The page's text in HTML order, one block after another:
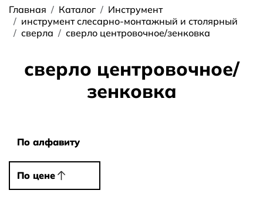
Строка навигации
Главная Каталог
Инструмент
инструмент слесарно-монтажный и столярный
сверла
сверло центровочное/зенковка
сверло центровочное/
зенковка
По алфавиту
По алфавиту
По цене
По цене